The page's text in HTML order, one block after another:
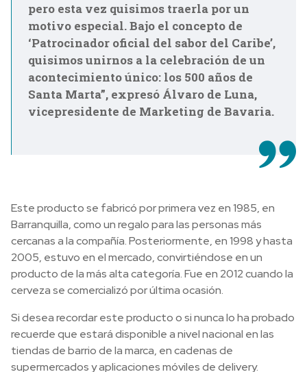
pero esta vez quisimos traerla por un
motivo especial. Bajo el concepto de
‘Patrocinador oficial del sabor del Caribe’,
quisimos unirnos a la celebración de un
acontecimiento único: los 500 años de
Santa Marta”, expresó Álvaro de Luna,
vicepresidente de Marketing de Bavaria.
Este producto se fabricó por primera vez en 1985, en
Barranquilla, como un regalo para las personas más
cercanas a la compañía. Posteriormente, en 1998 y hasta
2005, estuvo en el mercado, convirtiéndose en un
producto de la más alta categoría. Fue en 2012 cuando la
cerveza se comercializó por última ocasión.
Si desea recordar este producto o si nunca lo ha probado
recuerde que estará disponible a nivel nacional en las
tiendas de barrio de la marca, en cadenas de
supermercados y aplicaciones móviles de delivery.